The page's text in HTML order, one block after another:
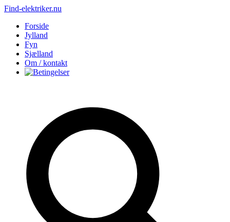
Find-elektriker.nu
Forside
Jylland
Fyn
Sjælland
Om / kontakt